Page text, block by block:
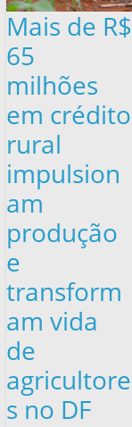
Mais de R$
65
milhões
em crédito
rural
impulsion
am
produção
e
transform
am vida
de
agricultore
s no DF